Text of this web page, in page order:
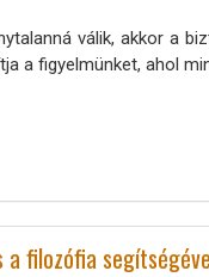
válik, akkor a
a figyelmünket, ahol
filozófia